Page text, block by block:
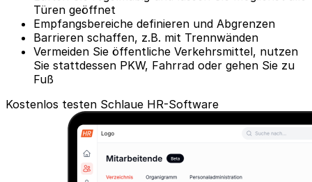
Türen geöffnet
Empfangsbereiche definieren und Abgrenzen
Barrieren schaffen, z.B. mit Trennwänden
Vermeiden Sie öffentliche Verkehrsmittel, nutzen
Sie stattdessen PKW, Fahrrad oder gehen Sie zu
Fuß
Kostenlos testen Schlaue HR-Software